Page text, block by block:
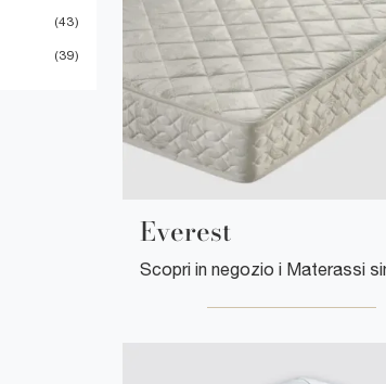
43
39
Everest